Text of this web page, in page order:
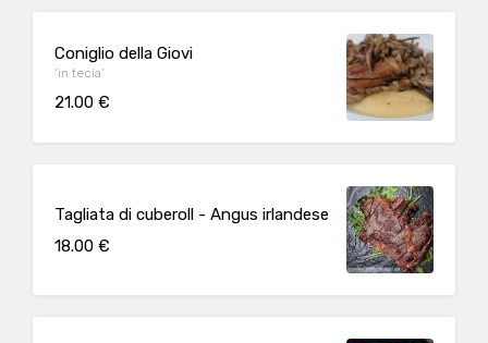
Coniglio della Giovi
‘in tecia’
21.00 €
Tagliata di cuberoll - Angus irlandese
18.00 €